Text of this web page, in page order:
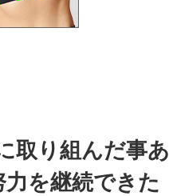
取り組んだ事あ
を継続できた